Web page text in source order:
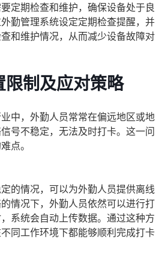
定期检查和维护，确保设备处于良
勤管理系统设定定期检查提醒，并
和维护情况，从而减少设备故障对
限制及应对策略
中，外勤人员常常在偏远地区或地
号不稳定，无法及时打卡。这一问
点。
的情况，可以为外勤人员提供离线
情况下，外勤人员依然可以进行打
系统会自动上传数据。通过这种方
同工作环境下都能够顺利完成打卡